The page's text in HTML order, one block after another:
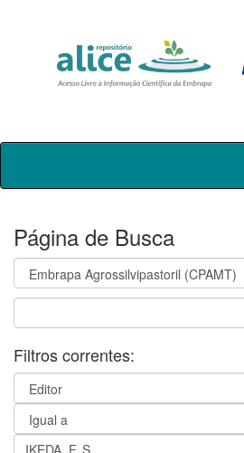
Skip
Página de Busca
Filtros correntes: